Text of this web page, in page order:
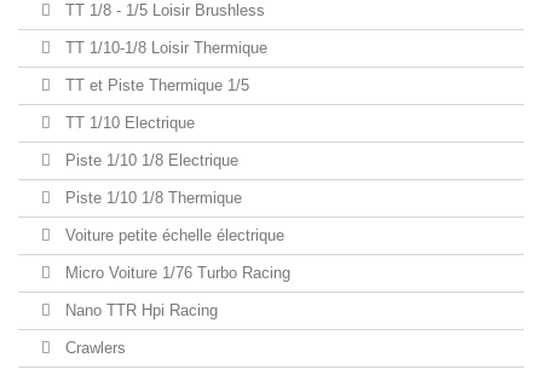
TT 1/8 - 1/5 Loisir Brushless
TT 1/10-1/8 Loisir Thermique
TT et Piste Thermique 1/5
TT 1/10 Electrique
Piste 1/10 1/8 Electrique
Piste 1/10 1/8 Thermique
Voiture petite échelle électrique
Micro Voiture 1/76 Turbo Racing
Nano TTR Hpi Racing
Crawlers